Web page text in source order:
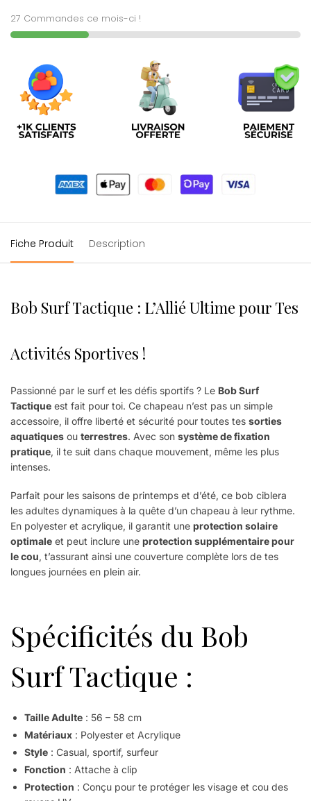
27 Commandes ce mois-ci !
Fiche Produit Description
Bob Surf Tactique : L’Allié Ultime pour Tes
Activités Sportives !
Passionné par le surf et les défis sportifs ? Le Bob Surf
Tactique est fait pour toi. Ce chapeau n’est pas un simple
accessoire, il offre liberté et sécurité pour toutes tes sorties
aquatiques ou terrestres. Avec son système de fixation
pratique, il te suit dans chaque mouvement, même les plus
intenses.
Parfait pour les saisons de printemps et d’été, ce bob ciblera
les adultes dynamiques à la quête d’un chapeau à leur rythme.
En polyester et acrylique, il garantit une protection solaire
optimale et peut inclure une protection supplémentaire pour
le cou, t’assurant ainsi une couverture complète lors de tes
longues journées en plein air.
Spécificités du Bob
Surf Tactique :
Taille Adulte : 56 – 58 cm
Matériaux : Polyester et Acrylique
Style : Casual, sportif, surfeur
Fonction : Attache à clip
Protection : Conçu pour te protéger les visage et cou des